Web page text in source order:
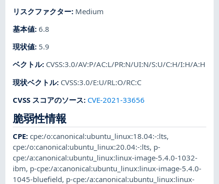
リスクファクター: Medium
基本値:6.8
現状値: 5.9
ベクトル: CVSS:3.0/AV:P/AC:L/PR:N/UI:N/S:U/C:H/I:H/A:H
現状ベクトル: CVSS:3.0/E:U/RL:O/RC:C
CVSS スコアのソース: CVE-2021-33656
脆弱性情報
CPE:cpe:/o:canonical:ubuntu_linux:18.04:-:lts,
cpe:/o:canonical:ubuntu_linux:20.04:-:lts, p-
cpe:/a:canonical:ubuntu_linux:linux-image-5.4.0-1032-
ibm, p-cpe:/a:canonical:ubuntu_linux:linux-image-5.4.0-
1045-bluefield, p-cpe:/a:canonical:ubuntu_linux:linux-